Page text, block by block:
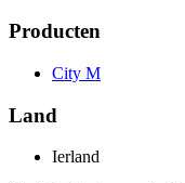
Producten
City M
Land
Ierland